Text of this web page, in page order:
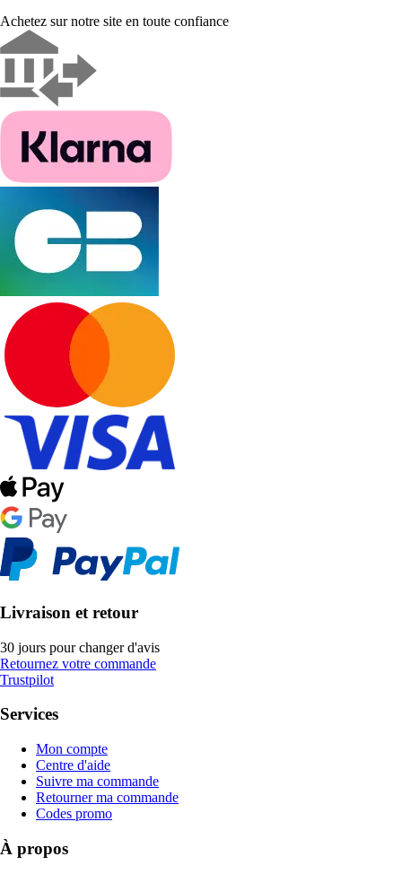
Achetez sur notre site en toute confiance
Livraison et retour
30 jours pour changer d'avis
Retournez votre commande
Trustpilot
Services
Mon compte
Centre d'aide
Suivre ma commande
Retourner ma commande
Codes promo
À propos